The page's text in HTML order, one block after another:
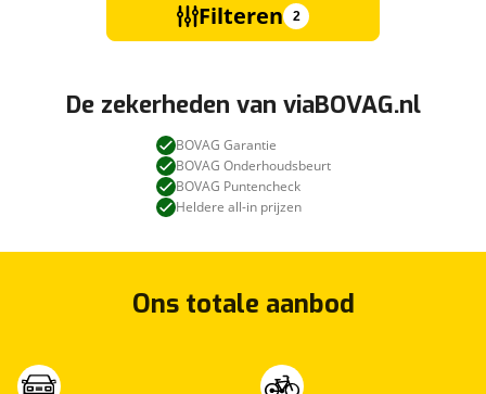
Filteren 2
De zekerheden van viaBOVAG.nl
BOVAG Garantie
BOVAG Onderhoudsbeurt
BOVAG Puntencheck
Heldere all-in prijzen
Ons totale aanbod